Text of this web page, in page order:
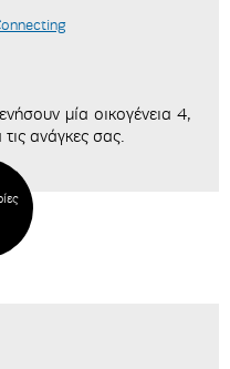
μία οικογένεια 4,
ανάγκες σας.